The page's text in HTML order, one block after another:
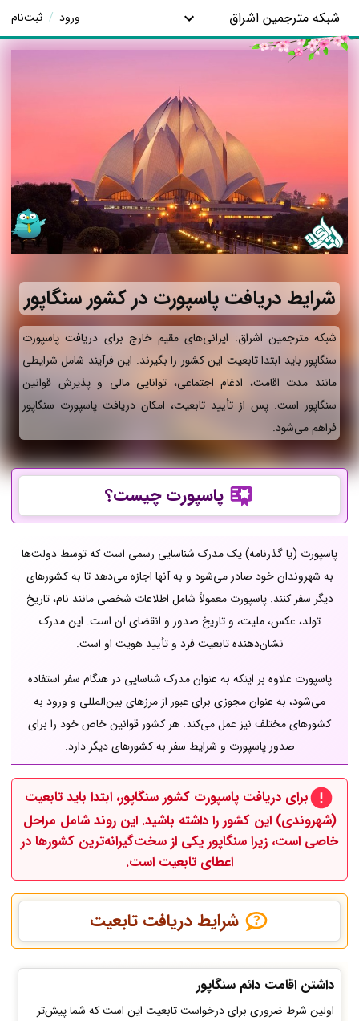
شبکه مترجمین اشراق ورود / ثبت‌نام
شرایط دریافت پاسپورت در کشور سنگاپور
شبکه مترجمین اشراق: ایرانی‌های مقیم خارج برای دریافت پاسپورت
سنگاپور باید ابتدا تابعیت این کشور را بگیرند. این فرآیند شامل شرایطی
مانند مدت اقامت، ادغام اجتماعی، توانایی مالی و پذیرش قوانین
سنگاپور است. پس از تأیید تابعیت، امکان دریافت پاسپورت سنگاپور
فراهم می‌شود.
پاسپورت چیست؟
پاسپورت (یا گذرنامه) یک مدرک شناسایی رسمی است که توسط دولت‌ها
به شهروندان خود صادر می‌شود و به آنها اجازه می‌دهد تا به کشورهای
دیگر سفر کنند. پاسپورت معمولاً شامل اطلاعات شخصی مانند نام، تاریخ
تولد، عکس، ملیت، و تاریخ صدور و انقضای آن است. این مدرک
نشان‌دهنده تابعیت فرد و تأیید هویت او است.
پاسپورت علاوه بر اینکه به عنوان مدرک شناسایی در هنگام سفر استفاده
می‌شود، به عنوان مجوزی برای عبور از مرزهای بین‌المللی و ورود به
کشورهای مختلف نیز عمل می‌کند. هر کشور قوانین خاص خود را برای
صدور پاسپورت و شرایط سفر به کشورهای دیگر دارد.
برای دریافت پاسپورت کشورسنگاپور، ابتدا بایدتابعیت
(شهروندی) این کشور را داشته باشید. این روند شامل مراحل
خاصی است، زیرا سنگاپور یکی از سخت‌گیرانه‌ترین کشورها در
اعطای تابعیت است.
شرایط دریافت تابعیت
داشتن اقامت دائم سنگاپور
اولین شرط ضروری برای درخواست تابعیت این است که شما پیش‌تر